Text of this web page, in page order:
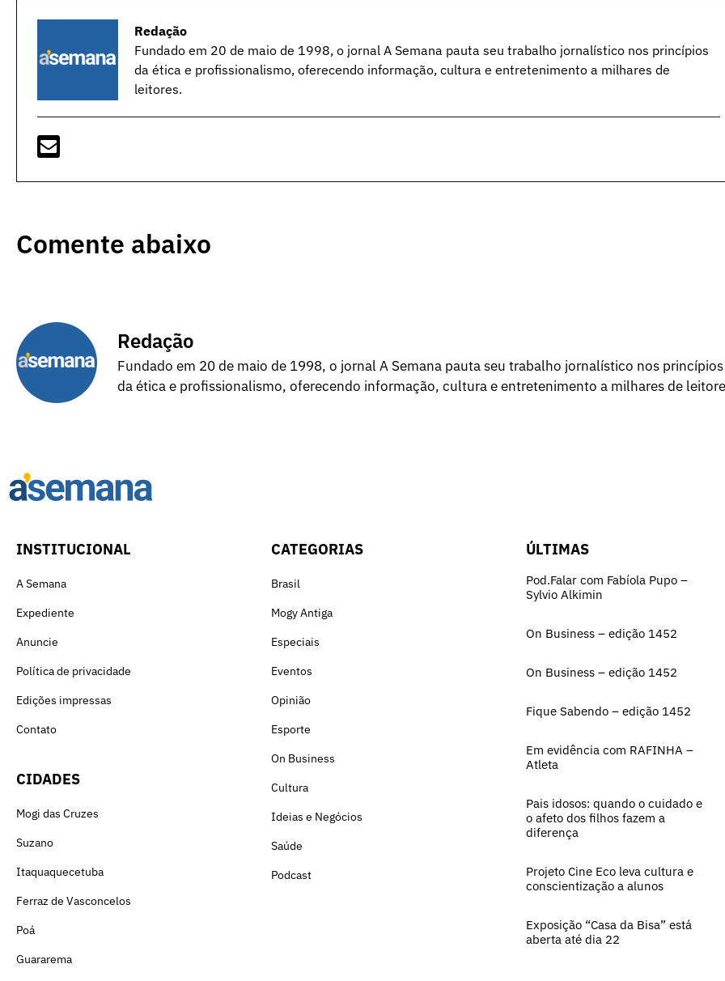
Redação
Fundado em 20 de maio de 1998, o jornal A Semana pauta seu trabalho jornalístico nos princípios
da ética e profissionalismo, oferecendo informação, cultura e entretenimento a milhares de
leitores.
Comente abaixo
Redação
Fundado em 20 de maio de 1998, o jornal A Semana pauta seu trabalho jornalístico nos princípios
da ética e profissionalismo, oferecendo informação, cultura e entretenimento a milhares de
INSTITUCIONAL
A Semana
Expediente
Anuncie
Política de privacidade
Edições impressas
Contato
CIDADES
Mogi das Cruzes
Suzano
Itaquaquecetuba
Ferraz de Vasconcelos
Poá
Guararema
CATEGORIAS
Brasil
Mogy Antiga
Especiais
Eventos
Opinião
Esporte
On Business
Cultura
Ideias e Negócios
Saúde
Podcast
ÚLTIMAS
Pod.Falar com Fabíola Pupo –
Sylvio Alkimin
On Business – edição 1452
On Business – edição 1452
Fique Sabendo – edição 1452
Em evidência com RAFINHA –
Atleta
Pais idosos: quando o cuidado e
o afeto dos filhos fazem a
diferença
Projeto Cine Eco leva cultura e
conscientização a alunos
Exposição “Casa da Bisa” está
aberta até dia 22